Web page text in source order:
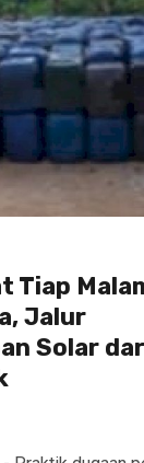
Tiap
Jalur
Solar